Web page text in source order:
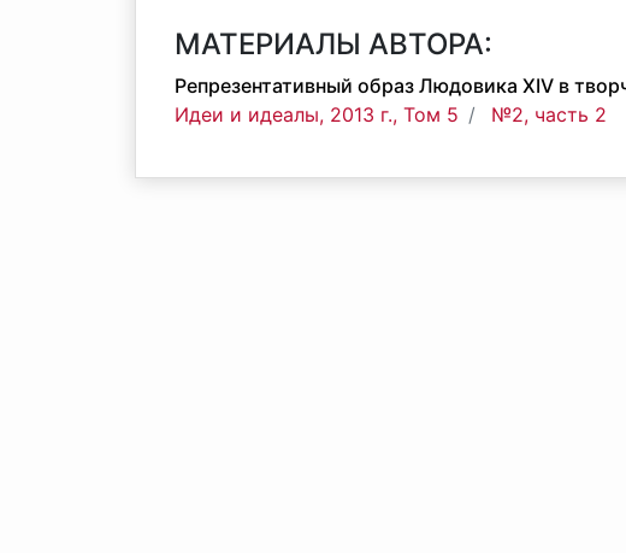
МАТЕРИАЛЫ АВТОРА:
Репрезентативный образ Людовика XIV в
Идеи и идеалы, 2013 г., Том 5
№2, часть 2